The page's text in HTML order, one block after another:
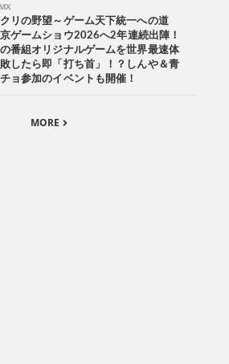
クリの野望～ゲーム天下統一への道
ゲームショウ2026へ2年連続出陣！
番組オリジナルゲームを世界最速体
したら即「打ち首」！？しんや＆青
ョ参加のイベントも開催！
MORE